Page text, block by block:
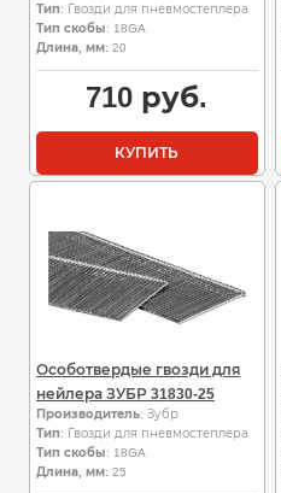
Тип: Гвозди для пневмостеплера
Тип скобы: 18GA
Длина, мм: 20
710 руб.
КУПИТЬ
Особотвердые гвозди для
нейлера ЗУБР 31830-25
Производитель: Зубр
Тип: Гвозди для пневмостеплера
Тип скобы: 18GA
Длина, мм: 25